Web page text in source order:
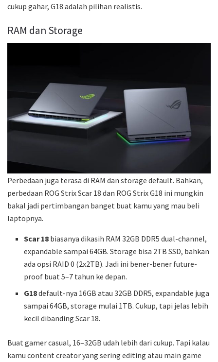
cukup gahar, G18 adalah pilihan realistis.
RAM dan Storage
Perbedaan juga terasa di RAM dan storage default. Bahkan,
perbedaan ROG Strix Scar 18 dan ROG Strix G18 ini mungkin
bakal jadi pertimbangan banget buat kamu yang mau beli
laptopnya.
Scar 18 biasanya dikasih RAM 32GB DDR5 dual-channel,
expandable sampai 64GB. Storage bisa 2TB SSD, bahkan
ada opsi RAID 0 (2x2TB). Jadi ini bener-bener future-
proof buat 5–7 tahun ke depan.
G18default-nya 16GB atau 32GB DDR5, expandable juga
sampai 64GB, storage mulai 1TB. Cukup, tapi jelas lebih
kecil dibanding Scar 18.
Buat gamer casual, 16–32GB udah lebih dari cukup. Tapi kalau
kamu content creator yang sering editing atau main game